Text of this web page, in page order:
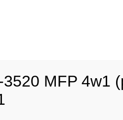
MFP 4w1